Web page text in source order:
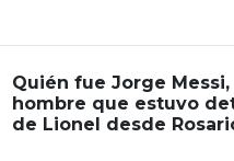
Quién fue Jorge Messi,
hombre que estuvo
de Lionel desde